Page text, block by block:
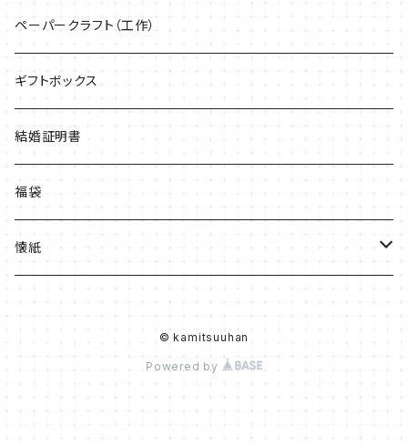
ペーパークラフト（工作）
ギフトボックス
結婚証明書
福袋
懐紙
© kamitsuuhan
Powered by